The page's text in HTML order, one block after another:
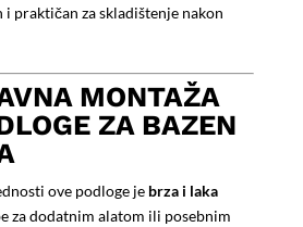
i praktičan za skladištenje nakon
MONTAŽA
ZA BAZEN
ove podloge je brza i laka
za dodatnim alatom ili posebnim